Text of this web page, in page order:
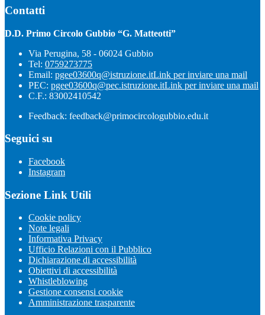
Contatti
D.D. Primo Circolo Gubbio “G. Matteotti”
Via Perugina, 58 - 06024 Gubbio
Tel: 0759273775
Email: pgee03600q@istruzione.itLink per inviare una mail
PEC: pgee03600q@pec.istruzione.itLink per inviare una mail
C.F.: 83002410542
Feedback: feedback@primocircologubbio.edu.it
Seguici su
Facebook
Instagram
Sezione Link Utili
Cookie policy
Note legali
Informativa Privacy
Ufficio Relazioni con il Pubblico
Dichiarazione di accessibilità
Obiettivi di accessibilità
Whistleblowing
Gestione consensi cookie
Amministrazione trasparente